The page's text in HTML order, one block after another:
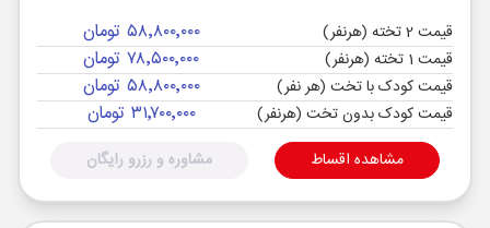
قیمت 2 تخته (هرنفر) ۵۸٬۸۰۰٬۰۰۰ تومان
قیمت 1 تخته (هرنفر) ۷۸٬۵۰۰٬۰۰۰ تومان
قیمت کودک با تخت (هر نفر) ۵۸٬۸۰۰٬۰۰۰ تومان
قیمت کودک بدون تخت (هرنفر) ۳۱٬۷۰۰٬۰۰۰ تومان
مشاهده اقساط مشاوره و رزرو رایگان